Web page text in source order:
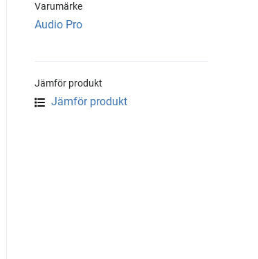
Varumärke
Audio Pro
Jämför produkt
Jämför produkt